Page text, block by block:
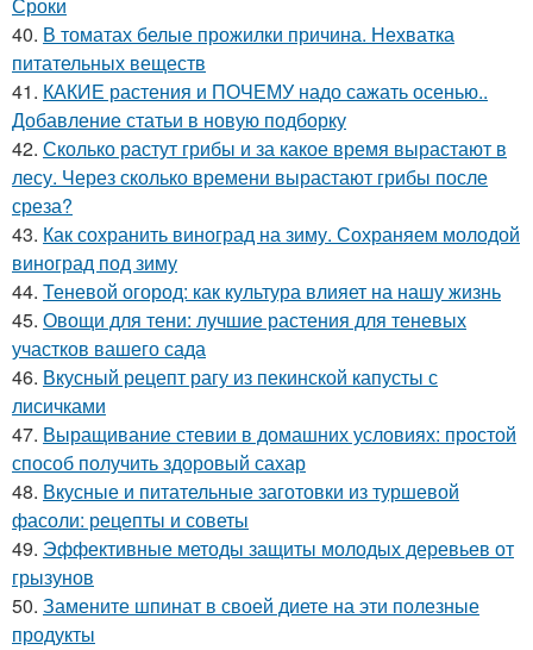
Сроки
40. В томатах белые прожилки причина. Нехватка
питательных веществ
41. КАКИЕ растения и ПОЧЕМУ надо сажать осенью..
Добавление статьи в новую подборку
42. Сколько растут грибы и за какое время вырастают в
лесу. Через сколько времени вырастают грибы после
среза?
43. Как сохранить виноград на зиму. Сохраняем молодой
виноград под зиму
44. Теневой огород: как культура влияет на нашу жизнь
45. Овощи для тени: лучшие растения для теневых
участков вашего сада
46. Вкусный рецепт рагу из пекинской капусты с
лисичками
47. Выращивание стевии в домашних условиях: простой
способ получить здоровый сахар
48. Вкусные и питательные заготовки из туршевой
фасоли: рецепты и советы
49. Эффективные методы защиты молодых деревьев от
грызунов
50. Замените шпинат в своей диете на эти полезные
продукты